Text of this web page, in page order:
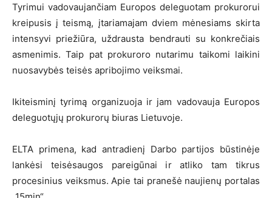
Tyrimui vadovaujančiam Europos deleguotam prokurorui
kreipusis į teismą, įtariamajam dviem mėnesiams skirta
intensyvi priežiūra, uždrausta bendrauti su konkrečiais
asmenimis. Taip pat prokuroro nutarimu taikomi laikini
nuosavybės teisės apribojimo veiksmai.
Ikiteisminį tyrimą organizuoja ir jam vadovauja Europos
deleguotųjų prokurorų biuras Lietuvoje.
ELTA primena, kad antradienį Darbo partijos būstinėje
lankėsi teisėsaugos pareigūnai ir atliko tam tikrus
procesinius veiksmus. Apie tai pranešė naujienų portalas